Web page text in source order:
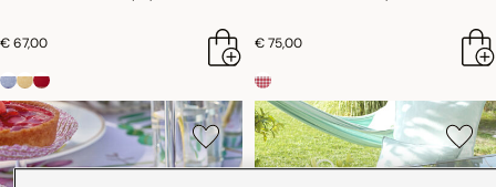
€ 67,00 € 75,00